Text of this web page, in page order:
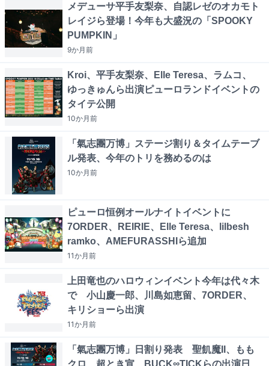
メデューサ平手友梨奈、自認レゼのオカモト
レイジら登場！今年も大盛況の「SPOOKY
PUMPKIN」
9か月前
Kroi、平手友梨奈、Elle Teresa、ラムコ、
ゆっきゅんら出演ピューロランドイベントの
タイテ公開
10か月前
「氣志團万博」ステージ割り＆タイムテーブ
ル発表、今年のトリを務めるのは
10か月前
ピューロ恒例オールナイトイベントに
7ORDER、REIRIE、Elle Teresa、lilbesh
ramko、AMEFURASSHIら追加
11か月前
上田竜也のハロウィンイベント今年は代々木
で 小山慶一郎、川島如恵留、7ORDER、
キリショーら出演
11か月前
「氣志團万博」日割り発表 聖飢魔II、もも